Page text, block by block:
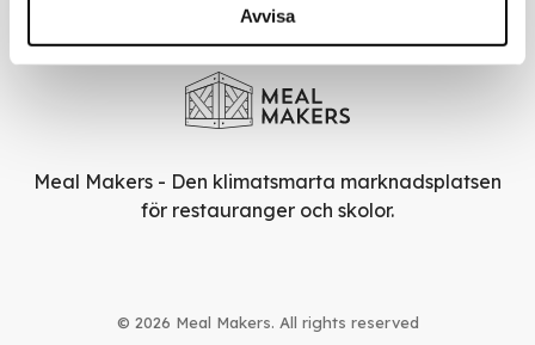
Avvisa
Skriv upp dig för vårt nyhetsbrev så missar du inga
erbjudanden eller nyheter
Meal Makers - Den klimatsmarta marknadsplatsen
för restauranger och skolor.
© 2026 Meal Makers. All rights reserved